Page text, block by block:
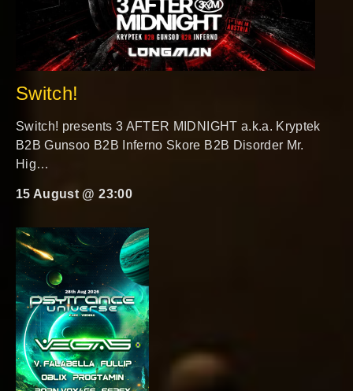
Switch!
Switch! presents 3 AFTER MIDNIGHT a.k.a. Kryptek
B2B Gunsoo B2B Inferno Skore B2B Disorder Mr.
Hig…
15 August @ 23:00